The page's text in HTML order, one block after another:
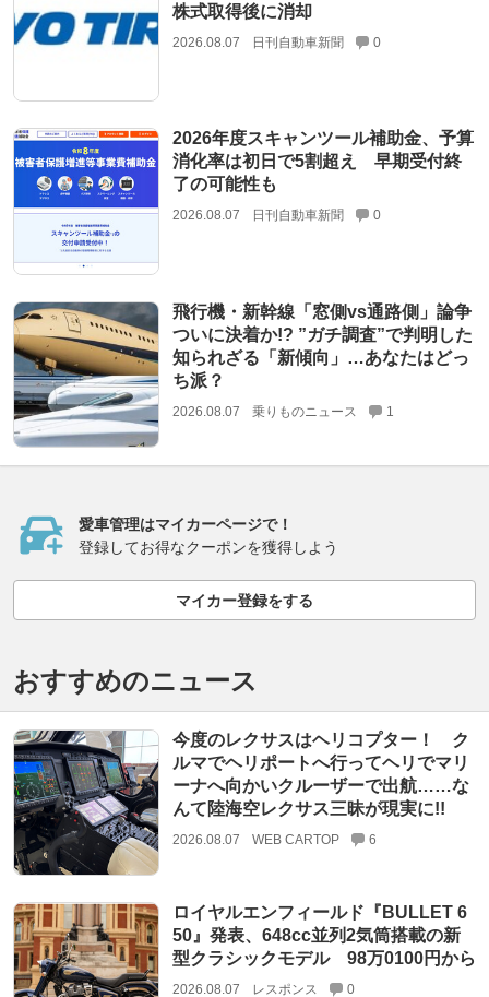
株式取得後に消却
2026.08.07 日刊自動車新聞 0
2026年度スキャンツール補助金、予算
消化率は初日で5割超え 早期受付終
了の可能性も
2026.08.07 日刊自動車新聞 0
飛行機・新幹線「窓側vs通路側」論争
ついに決着か!? ”ガチ調査”で判明した
知られざる「新傾向」…あなたはどっ
ち派？
2026.08.07 乗りものニュース 1
愛車管理はマイカーページで！
登録してお得なクーポンを獲得しよう
マイカー登録をする
おすすめのニュース
今度のレクサスはヘリコプター！ ク
ルマでヘリポートへ行ってヘリでマリ
ーナへ向かいクルーザーで出航……な
んて陸海空レクサス三昧が現実に!!
2026.08.07 WEB CARTOP 6
ロイヤルエンフィールド『BULLET 6
50』発表、648cc並列2気筒搭載の新
型クラシックモデル 98万0100円から
2026.08.07 レスポンス 0